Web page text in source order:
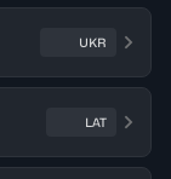
UKR
LAT